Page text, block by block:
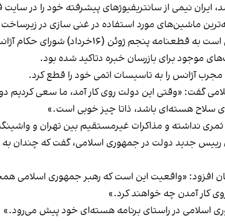
نیمی از سانتریفیوژهای پیشرفته خود را در
دیپلمات‌ها بر این باورند که نصب سانتریفوژهای
موجود برای بازرسان خبره دتاکید شده بود.
آژانس را به تاسیسات اتمی خود را قطع کرد.
گفت: «وقتی این دولت روی کار آمد، ما سعی کردیم
سلاح هسته‌ای باشد، ذاتا چیز خوبی است.»
ثمری نداشته و مذاکرات غیرمستقیم بین تهران و
رییس‌ جدید دولت در جمهوری اسلامی، گفت که چندان
افزود: «واقعیت این است که رهبر جمهوری اسلامی
کار آمدن چه خواهند کرد.»
اسلامی در راستای برنامه هسته‌ای خود پیش می‌رود.»